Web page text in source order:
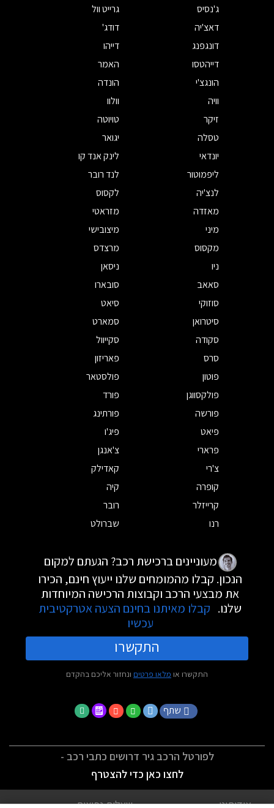
ג'נסיס
גרייט וול
דאצ'יה
דודג'
דונגפנג
דייהו
דייהטסו
האמר
הונגצ'י
הונדה
וויה
וולוו
זיקר
טויוטה
טסלה
יגואר
יונדאי
לינק אנד קו
ליפמוטור
לנד רובר
לנצ'יה
לקסוס
מאזדה
מזראטי
מיני
מיצובישי
מקסוס
מרצדס
ניו
ניסאן
סאאב
סובארו
סוזוקי
סיאט
סיטרואן
סמארט
סקודה
סקייוול
סרס
פאריזון
פוטון
פולסטאר
פולקסווגן
פורד
פורשה
פורתינג
פיאט
פיג'ו
פרארי
צ'אנגן
צ'רי
קאדילק
קופרה
קיה
קרייזלר
רובר
רנו
שברולט
מעוניינים ברכישת רכב? הגעתם למקום
הנכון. קבלו מהמומחים שלנו ייעוץ חינם, הכירו
את מבצעי הרכב וקבוצות הרכישה המיוחדות
שלנו. קבלו מאיתנו בחינם הצעה אטרקטיבית
עכשיו
התקשרו
התקשרו או מלאו פרטים ונחזור אליכם בהקדם
שתף
לפורטל הרכב גיר דרושים כתבי רכב -
לחצו כאן כדי להצטרף
אודותינו שאלות נפוצות